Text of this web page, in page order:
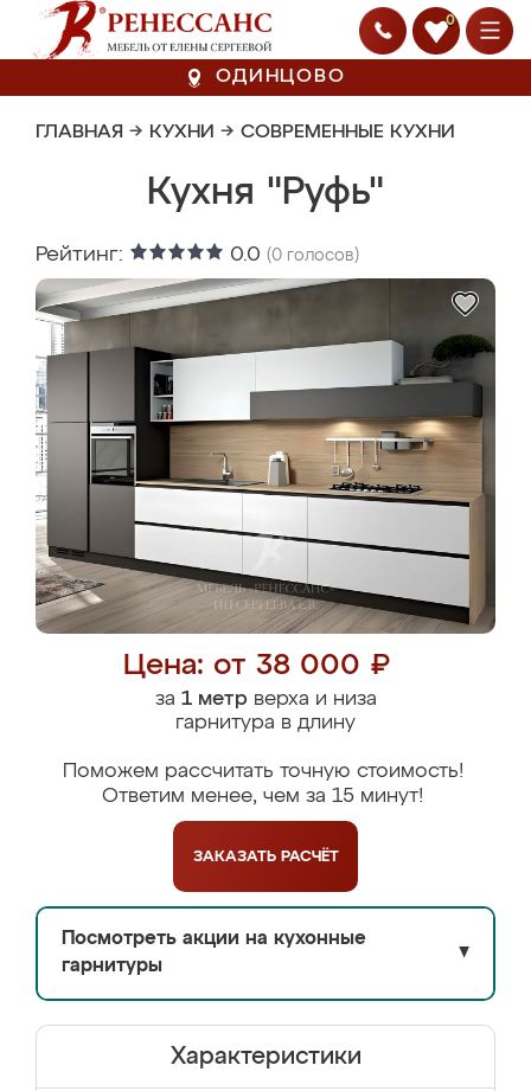
0
ОДИНЦОВО
ГЛАВНАЯ → КУХНИ → СОВРЕМЕННЫЕ КУХНИ
Кухня "Руфь"
Рейтинг: 0.0 (0 голосов)
Цена: от 38 000 ₽
за 1 метрверха и низа
гарнитура в длину
Поможем рассчитать точную стоимость!
Ответим менее, чем за 15 минут!
ЗАКАЗАТЬ РАСЧЁТ
Посмотреть акции на кухонные
гарнитуры
▼
Характеристики